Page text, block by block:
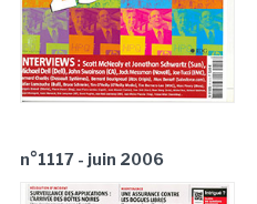
n°1117 - juin 2006